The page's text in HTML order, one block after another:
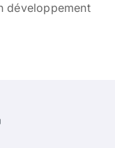
développement